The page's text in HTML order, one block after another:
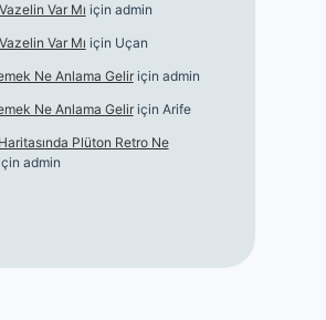
Var Mı için admin
Var Mı için Uçan
Ne Anlama Geliriçin admin
Ne Anlama Geliriçin Arife
Plüton Retro Ne
admin